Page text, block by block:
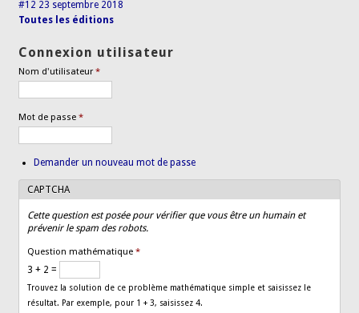
#12 23 septembre 2018
Toutes les éditions
Connexion utilisateur
Nom d'utilisateur*
Mot de passe*
Demander un nouveau mot de passe
CAPTCHA
Cette question est posée pour vérifier que vous être un humain et
prévenir le spam des robots.
Question mathématique*
3 + 2 =
Trouvez la solution de ce problème mathématique simple et saisissez le
résultat. Par exemple, pour 1 + 3, saisissez 4.